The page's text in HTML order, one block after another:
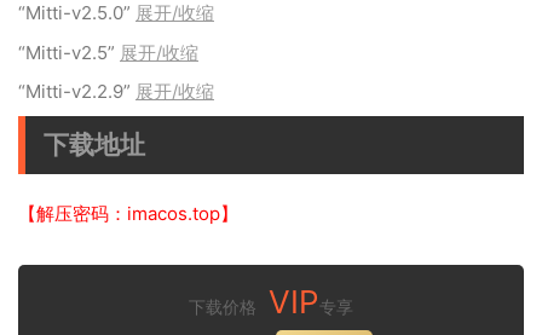
“Mitti-v2.5.0” 展开/收缩
“Mitti-v2.5” 展开/收缩
“Mitti-v2.2.9” 展开/收缩
下载地址
【解压密码：imacos.top】
下载价格 VIP专享